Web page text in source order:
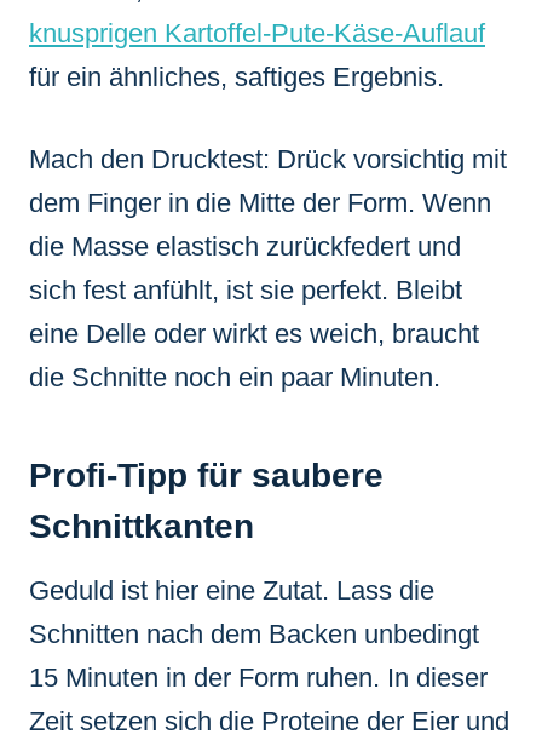
knusprigen Kartoffel-Pute-Käse-Auflauf
für ein ähnliches, saftiges Ergebnis.
Mach den Drucktest: Drück vorsichtig mit
dem Finger in die Mitte der Form. Wenn
die Masse elastisch zurückfedert und
sich fest anfühlt, ist sie perfekt. Bleibt
eine Delle oder wirkt es weich, braucht
die Schnitte noch ein paar Minuten.
Profi-Tipp für saubere
Schnittkanten
Geduld ist hier eine Zutat. Lass die
Schnitten nach dem Backen unbedingt
15 Minuten in der Form ruhen. In dieser
Zeit setzen sich die Proteine der Eier und